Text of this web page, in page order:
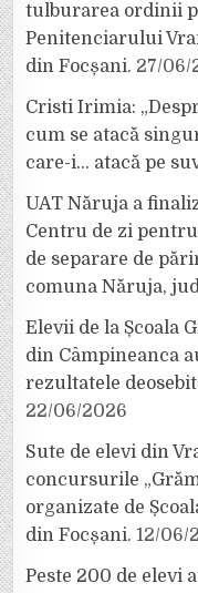
tulburarea ordinii
Penitenciarului
din Focșani. 27/06/
Cristi Irimia:
cum se atacă
care-i… atacă pe
UAT Năruja a
Centru de zi
de separare de
comuna Năruja,
Elevii de la Școala
din Câmpineanca
rezultatele
22/06/2026
Sute de elevi din
concursurile
organizate de
din Focșani. 12/06/
Peste 200 de elevi